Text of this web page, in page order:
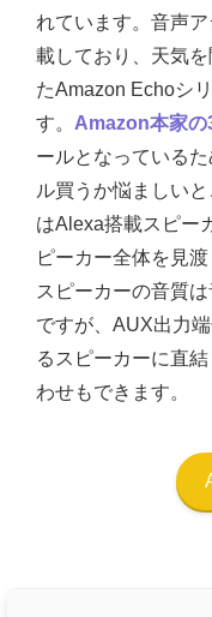
れています。音声
載しており、天気
たAmazon Echoシ
す。 Amazon本家
ールとなっている
ル買うか悩ましい
はAlexa搭載スピー
ピーカー全体を見
スピーカーの音質
ですが、AUX出力
るスピーカーに直
わせもできます。